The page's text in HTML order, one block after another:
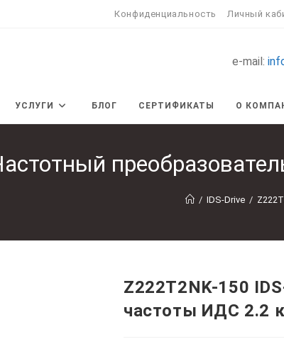
Конфиденциальность Личный
e-mail:
УСЛУГИ БЛОГ СЕРТИФИКАТЫ О
/ IDS-Drive /
Z222T2NK-150
частоты ИДС 2.2